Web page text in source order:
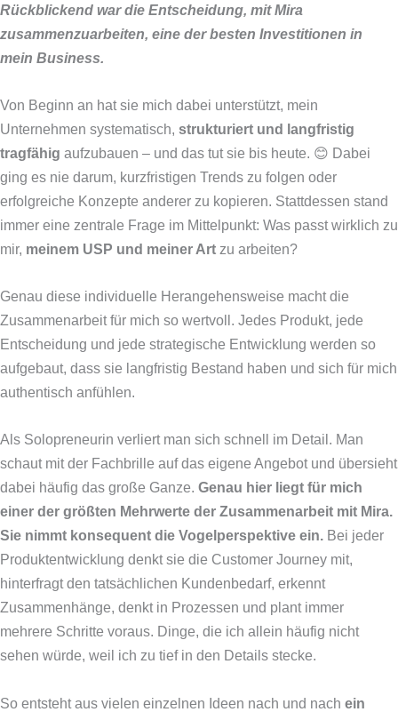
Rückblickend war die Entscheidung, mit Mira
zusammenzuarbeiten, eine der besten Investitionen in
mein Business.
Von Beginn an hat sie mich dabei unterstützt, mein
Unternehmen systematisch, strukturiert und langfristig
tragfähig aufzubauen – und das tut sie bis heute. 😊 Dabei
ging es nie darum, kurzfristigen Trends zu folgen oder
erfolgreiche Konzepte anderer zu kopieren. Stattdessen stand
immer eine zentrale Frage im Mittelpunkt: Was passt wirklich zu
mir, meinem USP und meiner Art zu arbeiten?
Genau diese individuelle Herangehensweise macht die
Zusammenarbeit für mich so wertvoll. Jedes Produkt, jede
Entscheidung und jede strategische Entwicklung werden so
aufgebaut, dass sie langfristig Bestand haben und sich für mich
authentisch anfühlen.
Als Solopreneurin verliert man sich schnell im Detail. Man
schaut mit der Fachbrille auf das eigene Angebot und übersieht
dabei häufig das große Ganze. Genau hier liegt für mich
einer der größten Mehrwerte der Zusammenarbeit mit Mira.
Sie nimmt konsequent die Vogelperspektive ein. Bei jeder
Produktentwicklung denkt sie die Customer Journey mit,
hinterfragt den tatsächlichen Kundenbedarf, erkennt
Zusammenhänge, denkt in Prozessen und plant immer
mehrere Schritte voraus. Dinge, die ich allein häufig nicht
sehen würde, weil ich zu tief in den Details stecke.
So entsteht aus vielen einzelnen Ideen nach und nach ein